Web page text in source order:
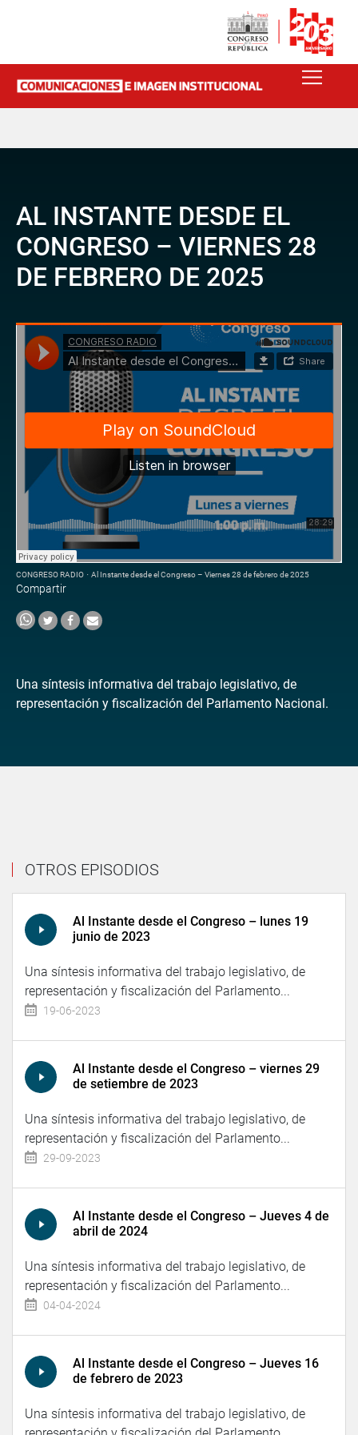
AL INSTANTE DESDE EL
CONGRESO – VIERNES 28
DE FEBRERO DE 2025
CONGRESO RADIO · Al Instante desde el Congreso – Viernes 28 de febrero de 2025
Compartir
Una síntesis informativa del trabajo legislativo, de
representación y fiscalización del Parlamento Nacional.
OTROS EPISODIOS
Al Instante desde el Congreso – lunes 19
junio de 2023
Una síntesis informativa del trabajo legislativo, de
representación y fiscalización del Parlamento...
19-06-2023
Al Instante desde el Congreso – viernes 29
de setiembre de 2023
Una síntesis informativa del trabajo legislativo, de
representación y fiscalización del Parlamento...
29-09-2023
Al Instante desde el Congreso – Jueves 4 de
abril de 2024
Una síntesis informativa del trabajo legislativo, de
representación y fiscalización del Parlamento...
04-04-2024
Al Instante desde el Congreso – Jueves 16
de febrero de 2023
Una síntesis informativa del trabajo legislativo, de